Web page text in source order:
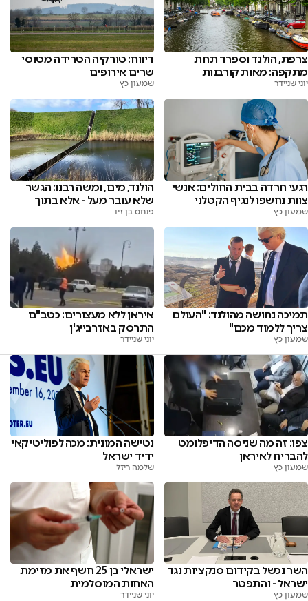
צרפת, הולנד וספרד תחת
מתקפה: מאות קורבנות
יוני שניידר
דיווח: טורקיה הטרידה מטוסי
שרים אירופים
שמעון כץ
רגעי חרדה בבית החולים: אנשי
צוות נחשפו לנגיף הקטלני
שמעון כץ
הולנד, מים, ומשה רבנו: הגשר
שלא עובר מעל - אלא בתוך
פנחס בן זיו
תמיכה נחושה מהולנד: "העולם
צריך ללמוד מכם"
שמעון כץ
איראן ללא מעצורים: כטב"ם
התרסק באזרבייג'ן
יוני שניידר
צפו: זה מה שניסה הדיפלומט
להבריח לאיראן
שמעון כץ
נטישה המונית: מכה לפוליטיקאי
ידיד ישראל
שלמה ריזל
השר נכשל בקידום סנקציות נגד
ישראל - והתפטר
שמעון כץ
ישראלי בן 25 חשף את מזימת
האחות המוסלמית
יוני שניידר